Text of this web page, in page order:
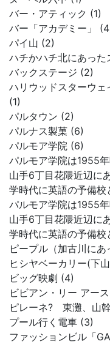
バー・アティック (1)
バー「アカデミー」
パイ山 (2)
ハチかハチ北にあっ
バックステージ (2)
ハリウッドスターウェ
(1)
パルタウン (2)
パルナス製菓 (6)
パルモア学院 (6)
パルモア学院は1955
山手6丁目花隈近辺に
学時代に英語の予備校
パルモア学院は1955
山手6丁目花隈近辺に
学時代に英語の予備校
ピープル（加古川に
ヒシヤベーカリー(下
ビッグ映劇 (4)
ビビアン・リー アー
ピレーネ? 東灘、山
プール行く電車 (3)
ファッションビル「